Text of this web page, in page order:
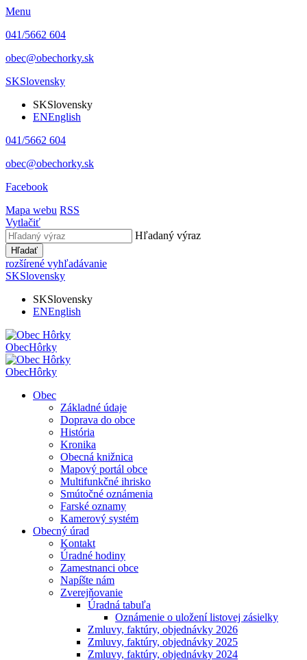
Menu
041/5662 604
obec@obechorky.sk
SKSlovensky
SKSlovensky
ENEnglish
041/5662 604
obec@obechorky.sk
Facebook
Mapa webu RSS
Vytlačiť
Hľadaný výraz
Hľadať
rozšírené vyhľadávanie
SKSlovensky
SKSlovensky
ENEnglish
ObecHôrky
ObecHôrky
Obec
Základné údaje
Doprava do obce
História
Kronika
Obecná knižnica
Mapový portál obce
Multifunkčné ihrisko
Smútočné oznámenia
Farské oznamy
Kamerový systém
Obecný úrad
Kontakt
Úradné hodiny
Zamestnanci obce
Napíšte nám
Zverejňovanie
Úradná tabuľa
Oznámenie o uložení listovej zásielky
Zmluvy, faktúry, objednávky 2026
Zmluvy, faktúry, objednávky 2025
Zmluvy, faktúry, objednávky 2024